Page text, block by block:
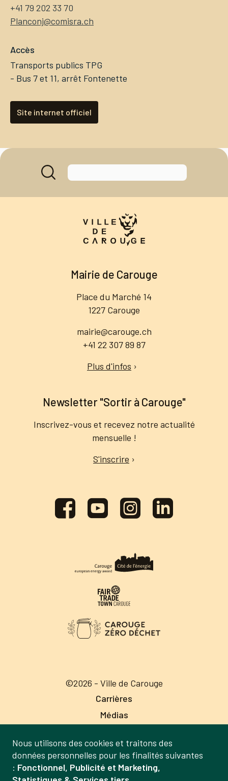
+41 79 202 33 70
Planconj@comisra.ch
Accès
Transports publics TPG
- Bus 7 et 11, arrêt Fontenette
Site internet officiel
Mairie de Carouge
Place du Marché 14
1227 Carouge
mairie@carouge.ch
+41 22 307 89 87
Plus d'infos ›
Newsletter "Sortir à Carouge"
Inscrivez-vous et recevez notre actualité
mensuelle !
S'inscrire ›
©2026 - Ville de Carouge
Carrières
Médias
Labels
Mentions légales
Gestion
des
Nous utilisons des cookies et traitons des
données personnelles pour les finalités suivantes
: Fonctionnel, Publicité et Marketing,